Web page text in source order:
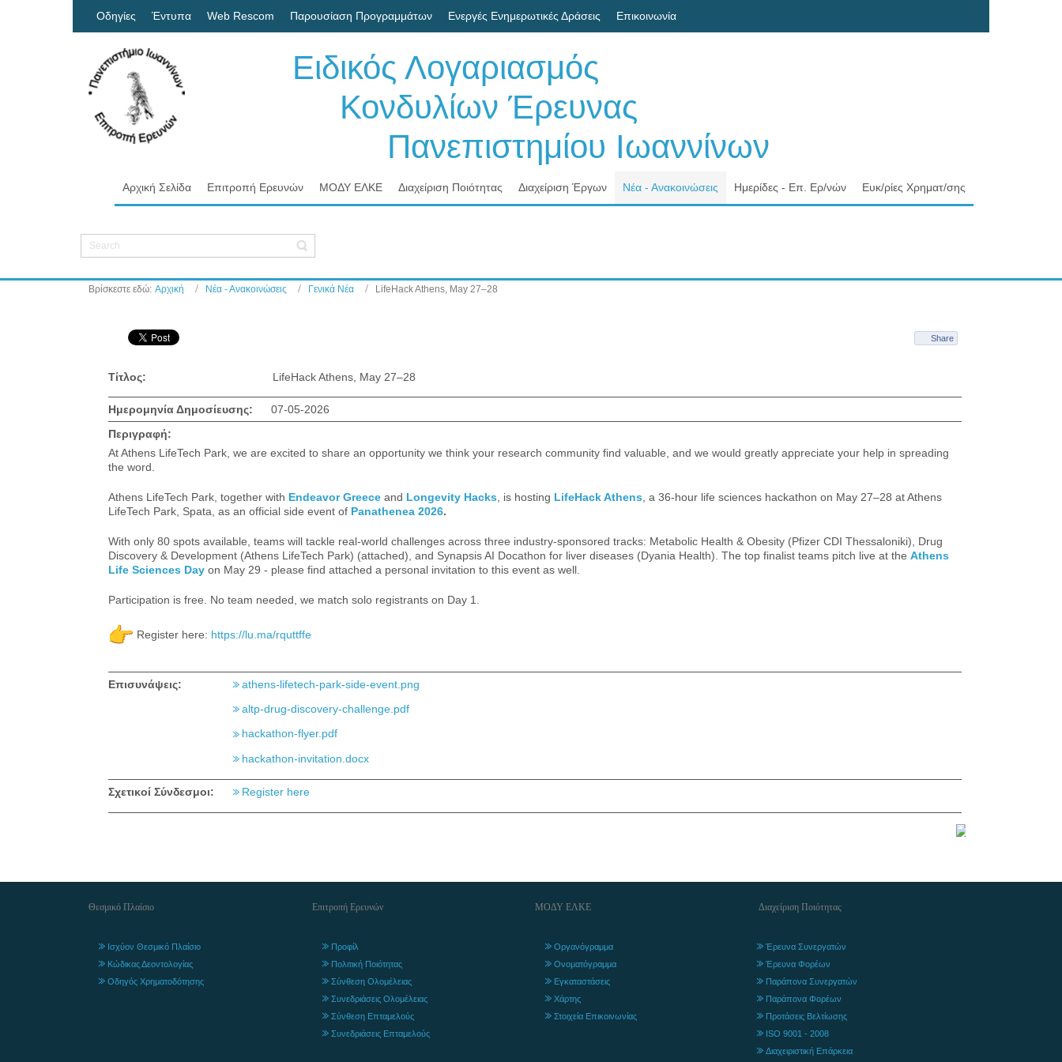
Οδηγίες Έντυπα Web Rescom Παρουσίαση Προγραμμάτων Ενεργές Ενημερωτικές Δράσεις Επικοινωνία
Ειδικός Λογαριασμός
Κονδυλίων Έρευνας
Πανεπιστημίου Ιωαννίνων
Αρχική Σελίδα Επιτροπή Ερευνών ΜΟΔΥ ΕΛΚΕ Διαχείριση Ποιότητας Διαχείριση Έργων Νέα - Ανακοινώσεις Ημερίδες - Επ. Ερ/νών Ευκ/ρίες Χρηματ/σης
Βρίσκεστε εδώ: Αρχική Νέα - Ανακοινώσεις Γενικά Νέα LifeHack Athens, May 27–28
Share
Τίτλος: LifeHack Athens, May 27–28
Ημερομηνία Δημοσίευσης:
07-05-2026
Περιγραφή:
At Athens LifeTech Park, we are excited to share an opportunity we think your research community find valuable, and we would greatly appreciate your help in spreading
the word.
Athens LifeTech Park, together with Endeavor Greece and Longevity Hacks , is hosting LifeHack Athens , a 36-hour life sciences hackathon on May 27–28 at Athens
LifeTech Park, Spata, as an official side event of Panathenea 2026.
With only 80 spots available, teams will tackle real-world challenges across three industry-sponsored tracks: Metabolic Health & Obesity (Pfizer CDI Thessaloniki), Drug
Discovery & Development (Athens LifeTech Park) (attached), and Synapsis AI Docathon for liver diseases (Dyania Health). The top finalist teams pitch live at the Athens
Life Sciences Day on May 29 - please find attached a personal invitation to this event as well.
Participation is free. No team needed, we match solo registrants on Day 1.
Register here: https://lu.ma/rquttffe
Επισυνάψεις:
athens-lifetech-park-side-event.png
altp-drug-discovery-challenge.pdf
hackathon-flyer.pdf
hackathon-invitation.docx
Σχετικοί Σύνδεσμοι: Register here
Θεσμικό Πλαίσιο
Ισχύον Θεσμικό Πλαίσιο
Κώδικας Δεοντολογίας
Οδηγός Χρηματοδότησης
Επιτροπή Ερευνών
Προφίλ
Πολιτική Ποιότητας
Σύνθεση Ολομέλειας
Συνεδριάσεις Ολομέλειας
Σύνθεση Επταμελούς
Συνεδριάσεις Επταμελούς
ΜΟΔΥ ΕΛΚΕ
Οργανόγραμμα
Ονοματόγραμμα
Εγκαταστάσεις
Χάρτης
Στοιχεία Επικοινωνίας
Διαχείριση Ποιότητας
Έρευνα Συνεργατών
Έρευνα Φορέων
Παράπονα Συνεργατών
Παράπονα Φορέων
Προτάσεις Βελτίωσης
ISO 9001 - 2008
Διαχειριστική Επάρκεια